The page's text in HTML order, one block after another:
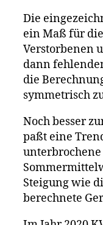
Die
ein Maß für
Verstorbenen
dann
die
symmetrisch
Noch besser
paßt eine
Steigung wie
berechnete